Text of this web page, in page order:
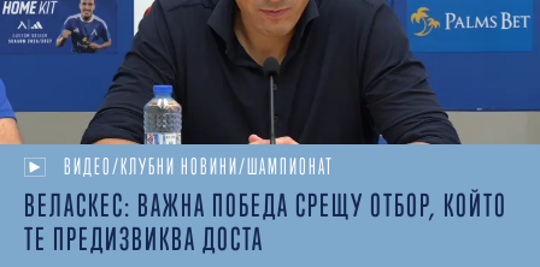
ВИДЕО/КЛУБНИ НОВИНИ/ШАМПИОНАТ
ВЕЛАСКЕС: ВАЖНА ПОБЕДА СРЕЩУ ОТБОР, КОЙТО
ТЕ ПРЕДИЗВИКВА ДОСТА